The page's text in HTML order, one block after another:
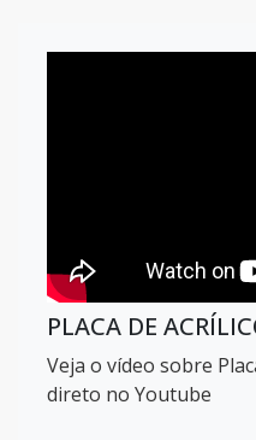
PLACA DE
Veja o vídeo sobre
direto no Youtube